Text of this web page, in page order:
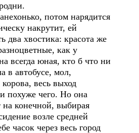
потом нарядится
накрутит, ей
два хвостика: красота же
как у
всегда юная, кто б что ни
в автобусе, мол,
корова, весь выход
похуже чего. Но она
конечной, выбирая
возле средней
часок через весь город